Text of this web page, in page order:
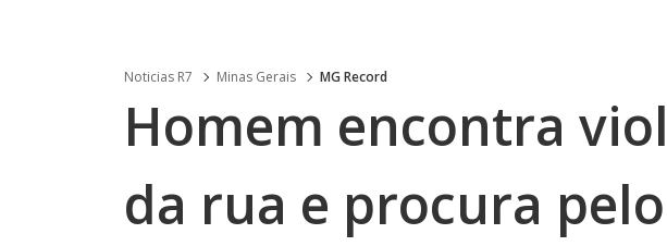
Noticias R7 Minas Gerais MG Record
Homem encontra
da rua e procura